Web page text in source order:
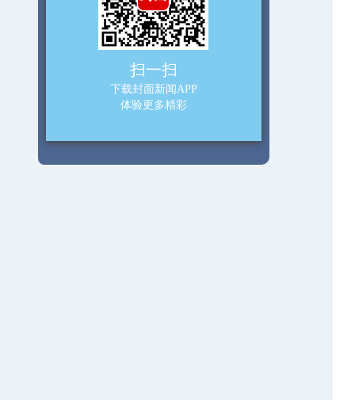
扫一扫
下载封面新闻APP
体验更多精彩